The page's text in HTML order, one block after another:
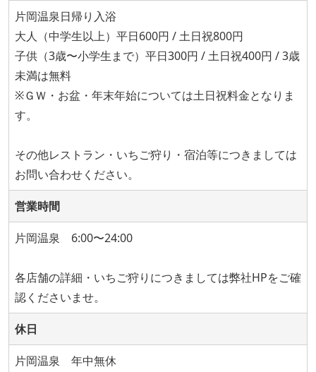
片岡温泉日帰り入浴
大人（中学生以上）平日600円 / 土日祝800円
子供（3歳〜小学生まで）平日300円 / 土日祝400円 / 3歳
未満は無料
※ＧＷ・お盆・年末年始については土日祝料金となりま
す。
その他レストラン・いちご狩り・宿泊等につきましては
お問い合わせください。
営業時間
片岡温泉 6:00〜24:00
各店舗の詳細・いちご狩りにつきましては弊社HPをご確
認くださいませ。
休日
片岡温泉 年中無休